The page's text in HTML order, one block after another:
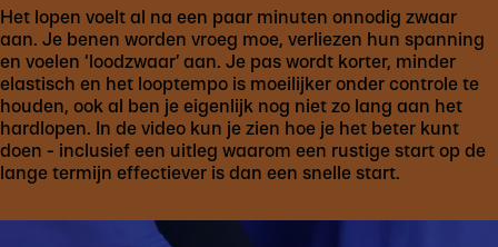
Het lopen voelt al na een paar minuten onnodig zwaar
aan. Je benen worden vroeg moe, verliezen hun spanning
en voelen ‘loodzwaar’ aan. Je pas wordt korter, minder
elastisch en het looptempo is moeilijker onder controle te
houden, ook al ben je eigenlijk nog niet zo lang aan het
hardlopen. In de video kun je zien hoe je het beter kunt
doen - inclusief een uitleg waarom een rustige start op de
lange termijn effectiever is dan een snelle start.